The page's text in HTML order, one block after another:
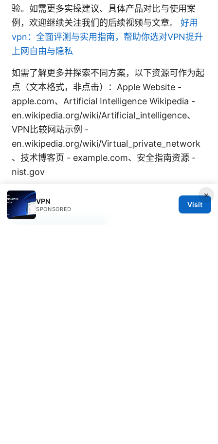
验。如需更多实操建议、具体产品对比与使用案
例，欢迎继续关注我们的后续视频与文章。 好用
vpn：全面评测与实用指南，帮助你选对VPN提升
上网自由与隐私
如需了解更多并探索不同方案，以下资源可作为起
点（文本格式，非点击）：Apple Website -
apple.com、Artificial Intelligence Wikipedia -
en.wikipedia.org/wiki/Artificial_intelligence、
VPN比较网站示例 -
en.wikipedia.org/wiki/Virtual_private_network
、技术博客页 - example.com、安全指南资源 -
nist.gov
×
VPN
SPONSORED
Visit